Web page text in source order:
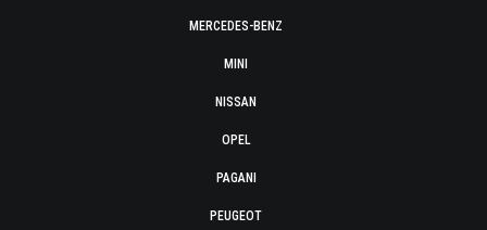
MERCEDES-BENZ
MINI
NISSAN
OPEL
PAGANI
PEUGEOT